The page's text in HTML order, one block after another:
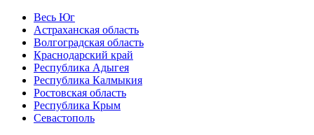
Весь Юг
Астраханская область
Волгоградская область
Краснодарский край
Республика Адыгея
Республика Калмыкия
Ростовская область
Республика Крым
Севастополь